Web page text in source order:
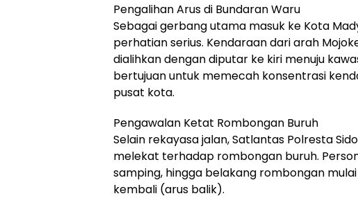
Pengalihan Arus di Bundaran Waru
Sebagai gerbang utama masuk ke Kota
perhatian serius. Kendaraan dari arah
dialihkan dengan diputar ke kiri menuju
bertujuan untuk memecah konsentrasi
pusat kota.
Pengawalan Ketat Rombongan Buruh
Selain rekayasa jalan, Satlantas Polresta
melekat terhadap rombongan buruh.
samping, hingga belakang rombongan
kembali (arus balik).